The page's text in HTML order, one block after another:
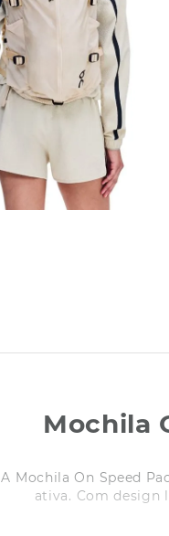
Mochila
A Mochila On Speed
ativa. Com design